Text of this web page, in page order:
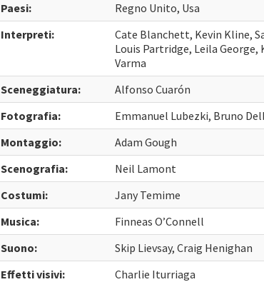
Paesi:
Regno Unito, Usa
Interpreti:
Cate Blanchett, Kevin Kline,
Louis Partridge, Leila
Varma
Sceneggiatura:
Alfonso Cuarón
Fotografia:
Emmanuel Lubezki, Bruno
Montaggio:
Adam Gough
Scenografia:
Neil Lamont
Costumi:
Jany Temime
Musica:
Finneas O’Connell
Suono:
Skip Lievsay, Craig Henighan
Effetti visivi:
Charlie Iturriaga